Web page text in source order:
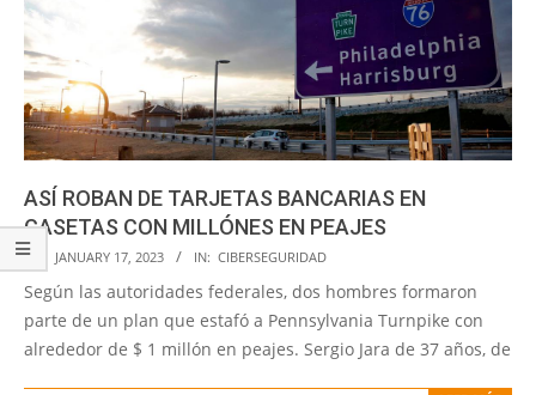
ASÍ ROBAN DE TARJETAS BANCARIAS EN
CASETAS CON MILLÓNES EN PEAJES
2023-
01-
17
ON: JANUARY 17, 2023 IN: CIBERSEGURIDAD
Según las autoridades federales, dos hombres formaron
parte de un plan que estafó a Pennsylvania Turnpike con
alrededor de $ 1 millón en peajes. Sergio Jara de 37 años, de